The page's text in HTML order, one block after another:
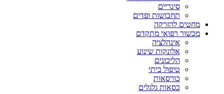
סינריים
תחבושות ופדים
מחטים להזרקה
מכשור רפואי מתקדם
אינהלציה
אלונקות שינוע
הליכונים
טיפול ביתי
כורסאות
כסאות גלגלים